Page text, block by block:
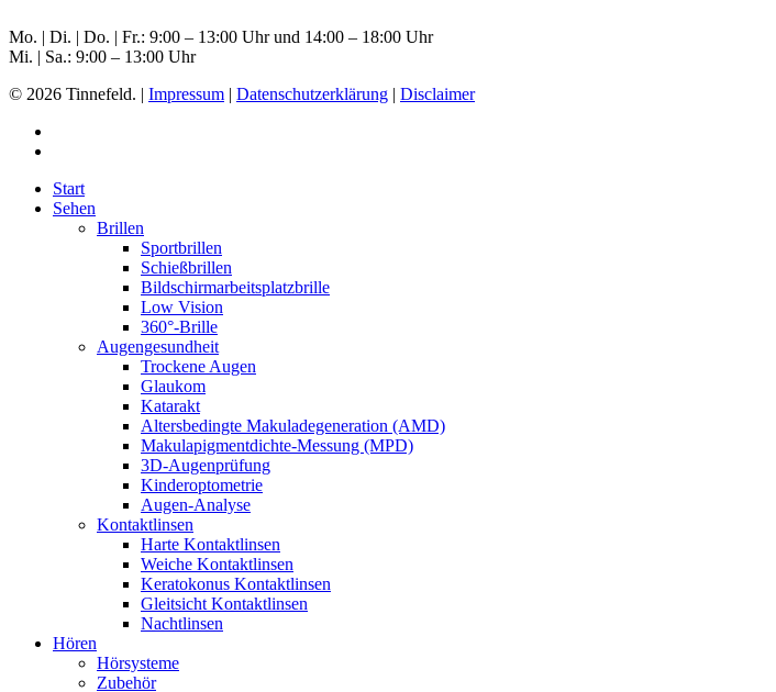
Mo. | Di. | Do. | Fr.: 9:00 – 13:00 Uhr und 14:00 – 18:00 Uhr
Mi. | Sa.: 9:00 – 13:00 Uhr
© 2026 Tinnefeld. | Impressum | Datenschutzerklärung | Disclaimer
Start
Sehen
Brillen
Sportbrillen
Schießbrillen
Bildschirmarbeitsplatzbrille
Low Vision
360°-Brille
Augengesundheit
Trockene Augen
Glaukom
Katarakt
Altersbedingte Makuladegeneration (AMD)
Makulapigmentdichte-Messung (MPD)
3D-Augenprüfung
Kinderoptometrie
Augen-Analyse
Kontaktlinsen
Harte Kontaktlinsen
Weiche Kontaktlinsen
Keratokonus Kontaktlinsen
Gleitsicht Kontaktlinsen
Nachtlinsen
Hören
Hörsysteme
Zubehör